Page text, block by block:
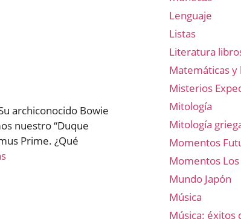
archiconocido Bowie
nuestro “Duque
Prime. ¿Qué
Lenguaje
Listas
Literatura
Matemáticas y
Misterios
Mitología
Mitología
Momentos
Momentos
Mundo Japón
Música
Música: éxitos